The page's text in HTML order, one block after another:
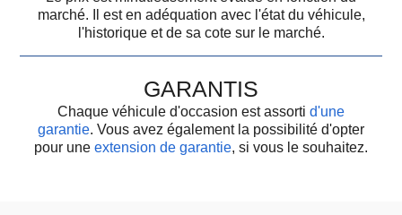
marché. Il est en adéquation avec l'état du véhicule,
l'historique et de sa cote sur le marché.
GARANTIS
Chaque véhicule d'occasion est assorti d'une
garantie. Vous avez également la possibilité d'opter
pour une extension de garantie, si vous le souhaitez.